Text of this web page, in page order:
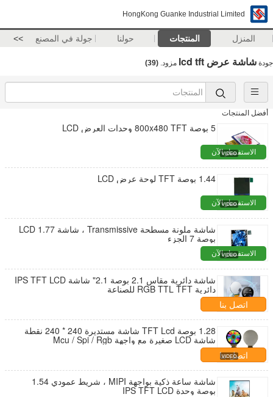
HongKong Guanke Industrial Limited
المنزل المنتجات حولنا جولة في المصنع >>
جودة شاشة عرض lcd tft مزود. (39)
أفضل المنتجات
5 بوصة 800x480 TFT وحدات العرض LCD
الاستفسار الآن
1.44 بوصة TFT لوحة عرض LCD
الاستفسار الآن
شاشة ملونة مسطحة Transmissive ، شاشة LCD 1.77
بوصة 7 الجزء
الاستفسار الآن
شاشة دائرية مقاس 2.1 بوصة 2.1" شاشة IPS TFT LCD
دائرية RGB TTL TFT للصناعة
اتصل بنا
1.28 بوصة TFT Lcd شاشة مستديرة 240 * 240 نقطة
شاشة LCD صغيرة مع واجهة Mcu / Spi / Rgb
اتصل بنا
شاشة ساعة ذكية بواجهة MIPI ، شريط عمودي 1.54
بوصة وحدة IPS TFT LCD